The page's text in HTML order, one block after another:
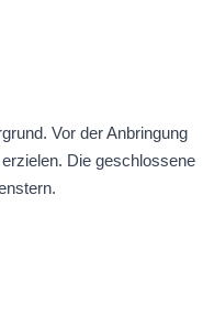
Vor der Anbringung
Die geschlossene